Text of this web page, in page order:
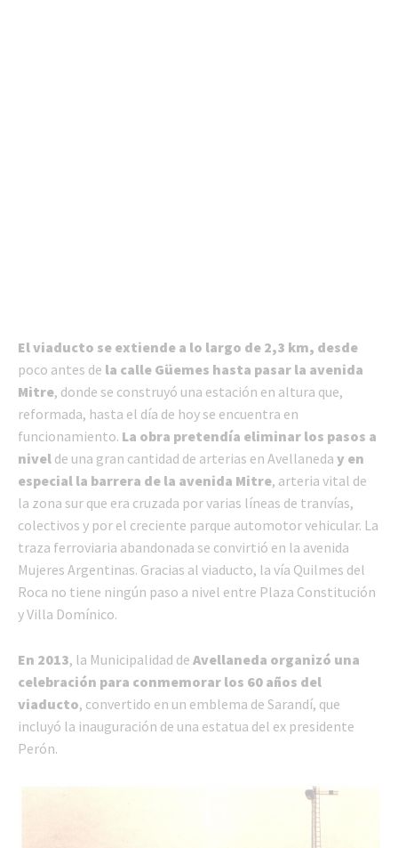
El viaducto se extiende a lo largo de 2,3 km, desde
poco antes de la calle Güemes hasta pasar la avenida
Mitre, donde se construyó una estación en altura que,
reformada, hasta el día de hoy se encuentra en
funcionamiento. La obra pretendía eliminar los pasos a
nivel de una gran cantidad de arterias en Avellaneda y en
especial la barrera de la avenida Mitre, arteria vital de
la zona sur que era cruzada por varias líneas de tranvías,
colectivos y por el creciente parque automotor vehicular. La
traza ferroviaria abandonada se convirtió en la avenida
Mujeres Argentinas. Gracias al viaducto, la vía Quilmes del
Roca no tiene ningún paso a nivel entre Plaza Constitución
y Villa Domínico.
En 2013, la Municipalidad de Avellaneda organizó una
celebración para conmemorar los 60 años del
viaducto, convertido en un emblema de Sarandí, que
incluyó la inauguración de una estatua del ex presidente
Perón.